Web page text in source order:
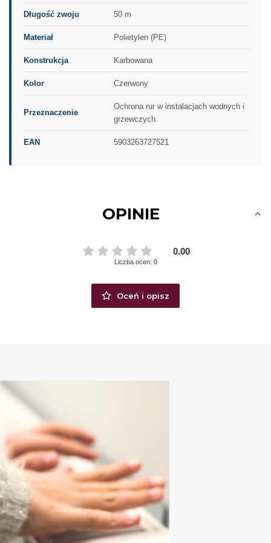
Długość zwoju 50 m
Materiał Polietylen (PE)
Konstrukcja Karbowana
Kolor Czerwony
Przeznaczenie
Ochrona rur w instalacjach wodnych i
grzewczych
EAN 5903263727521
OPINIE
0.00
Liczba ocen: 0
Oceń i opisz